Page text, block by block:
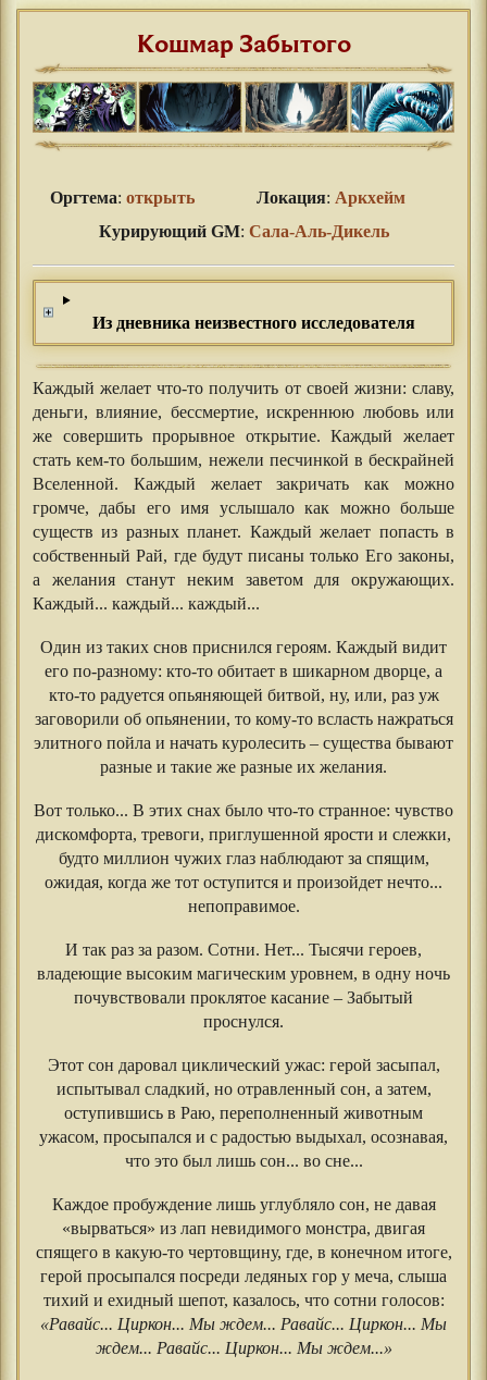
Кошмар Забытого
Оргтема:открыть Локация:Аркхейм
Курирующий GM: Сала-Аль-Дикель
Из дневника неизвестного исследователя
Каждый желает что-то получить от своей жизни: славу,
деньги, влияние, бессмертие, искреннюю любовь или
же совершить прорывное открытие. Каждый желает
стать кем-то большим, нежели песчинкой в бескрайней
Вселенной. Каждый желает закричать как можно
громче, дабы его имя услышало как можно больше
существ из разных планет. Каждый желает попасть в
собственный Рай, где будут писаны только Его законы,
а желания станут неким заветом для окружающих.
Каждый... каждый... каждый...
Один из таких снов приснился героям. Каждый видит
его по-разному: кто-то обитает в шикарном дворце, а
кто-то радуется опьяняющей битвой, ну, или, раз уж
заговорили об опьянении, то кому-то всласть нажраться
элитного пойла и начать куролесить – существа бывают
разные и такие же разные их желания.
Вот только... В этих снах было что-то странное: чувство
дискомфорта, тревоги, приглушенной ярости и слежки,
будто миллион чужих глаз наблюдают за спящим,
ожидая, когда же тот оступится и произойдет нечто...
непоправимое.
И так раз за разом. Сотни. Нет... Тысячи героев,
владеющие высоким магическим уровнем, в одну ночь
почувствовали проклятое касание – Забытый
проснулся.
Этот сон даровал циклический ужас: герой засыпал,
испытывал сладкий, но отравленный сон, а затем,
оступившись в Раю, переполненный животным
ужасом, просыпался и с радостью выдыхал, осознавая,
что это был лишь сон... во сне...
Каждое пробуждение лишь углубляло сон, не давая
«вырваться» из лап невидимого монстра, двигая
спящего в какую-то чертовщину, где, в конечном итоге,
герой просыпался посреди ледяных гор у меча, слыша
тихий и ехидный шепот, казалось, что сотни голосов:
«Равайс... Циркон... Мы ждем... Равайс... Циркон... Мы
ждем... Равайс... Циркон... Мы ждем...»